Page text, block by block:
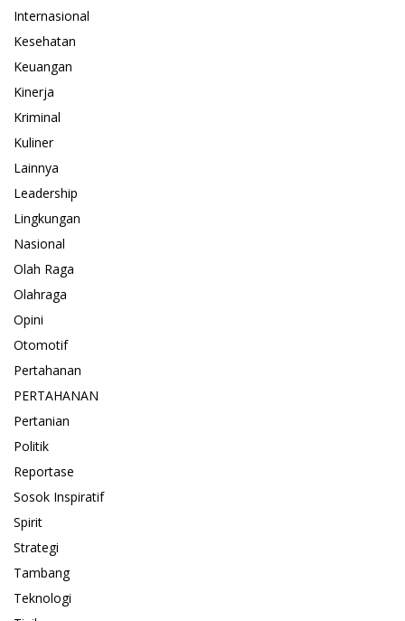
Internasional
Kesehatan
Keuangan
Kinerja
Kriminal
Kuliner
Lainnya
Leadership
Lingkungan
Nasional
Olah Raga
Olahraga
Opini
Otomotif
Pertahanan
PERTAHANAN
Pertanian
Politik
Reportase
Sosok Inspiratif
Spirit
Strategi
Tambang
Teknologi